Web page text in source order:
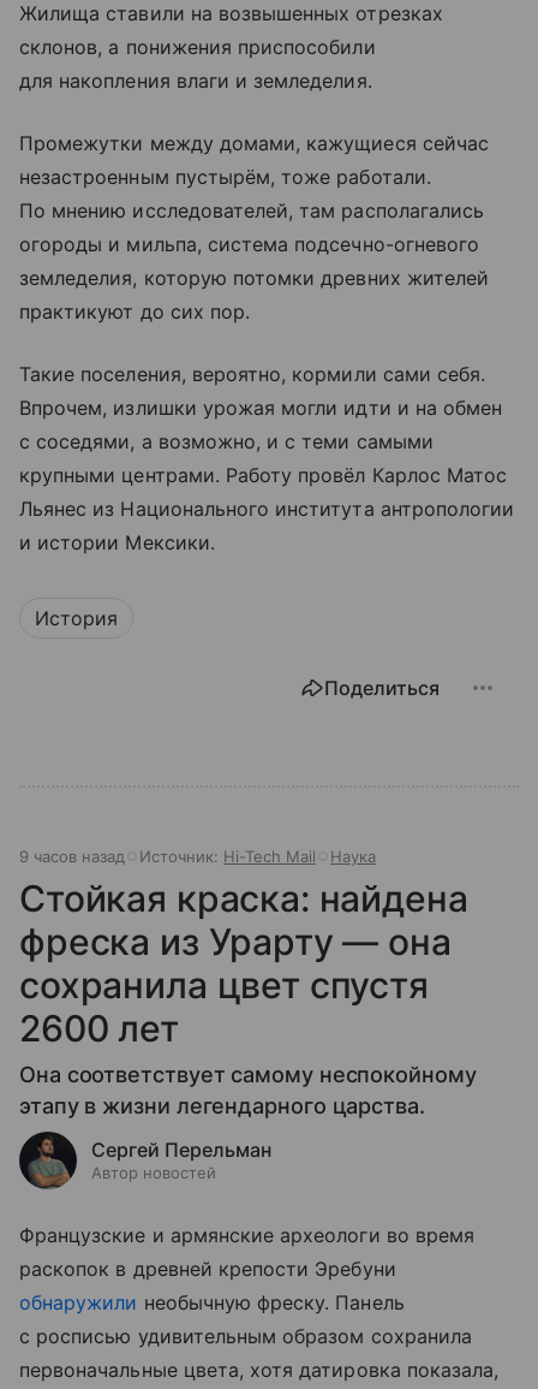
Жилища ставили на возвышенных отрезках
склонов, а понижения приспособили
для накопления влаги и земледелия.
Промежутки между домами, кажущиеся сейчас
незастроенным пустырём, тоже работали.
По мнению исследователей, там располагались
огороды и мильпа, система подсечно-огневого
земледелия, которую потомки древних жителей
практикуют до сих пор.
Такие поселения, вероятно, кормили сами себя.
Впрочем, излишки урожая могли идти и на обмен
с соседями, а возможно, и с теми самыми
крупными центрами. Работу провёл Карлос Матос
Льянес из Национального института антропологии
и истории Мексики.
История
Поделиться
9 часов назад Источник: Hi-Tech Mail Наука
Стойкая краска: найдена
фреска из Урарту — она
сохранила цвет спустя
2600 лет
Она соответствует самому неспокойному
этапу в жизни легендарного царства.
Сергей Перельман
Автор новостей
Французские и армянские археологи во время
раскопок в древней крепости Эребуни
обнаружили необычную фреску. Панель
с росписью удивительным образом сохранила
первоначальные цвета, хотя датировка показала,